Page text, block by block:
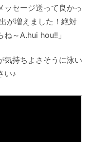
ッセージ送って良かっ
が増えました！絶対
～A.hui hou!!」
気持ちよさそうに泳い
い♪